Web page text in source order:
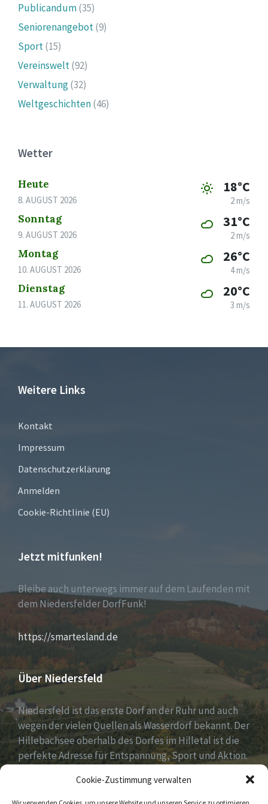
Cookie-Zustimmung verwalten
Publicandum(35)
Seniorenangebot(9)
Sport(15)
Vereinswelt(92)
Verwaltung(32)
Weltgeschichten(46)
Wetter
Heute
8. AUGUST 2026
18°C
2 m/s
Sonntag
9. AUGUST 2026
31°C
2 m/s
Montag
10. AUGUST 2026
26°C
4 m/s
Dienstag
11. AUGUST 2026
20°C
3 m/s
Weitere Links
Kontakt
Impressum
Datenschutzerklärung
Anmelden
Cookie-Richtlinie (EU)
Jetzt mitfunken!
Bleibe auch unterwegs immer auf dem Laufenden mit
dem Niedersfelder DorfFunk!
https://smartesland.de
Über Niedersfeld
Niedersfeld ist das erste Dorf an der Ruhr und auch
wegen der vielen Quellen als Wasserdorf bekannt. Der
Hillebachsee oberhalb des Dorfes im Hilletal ist die
perfekte Adresse für Entspannung, Sport und Aktion.
Hochheide, 810 Meter hoch gelegen.